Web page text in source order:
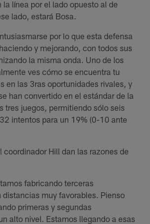
línea por el lado opuesto al de
lado, estará Bosa.
por lo que esta defensa
y mejorando, con todos sus
la misma onda. Uno de los
ves cómo se encuentra tu
en las 3ras oportunidades rivales, y
han convertido en el estándar de la
tres juegos, permitiendo sólo seis
intentos para un 19% (0-10 ante
coordinador Hill dan las razones de
fabricando terceras
distancias muy favorables. Pienso
primeras y segundas
alto nivel. Estamos llegando a esas